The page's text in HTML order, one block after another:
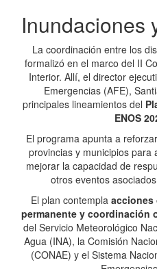
Inundaciones
La coordinación entre los
formalizó en el marco del II
Interior. Allí, el director
Emergencias (AFE),
principales lineamientos del
ENOS
El programa apunta a
provincias y municipios para
mejorar la capacidad de
otros eventos
El plan contempla acciones
permanente y coordinación
del Servicio Meteorológico
Agua (INA), la Comisión
(CONAE) y el Sistema